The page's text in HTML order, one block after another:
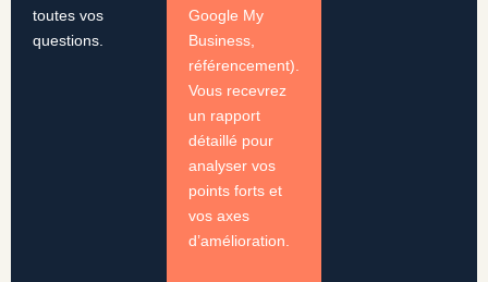
toutes vos
questions.
Google My
Business,
référencement).
Vous recevrez
un rapport
détaillé pour
analyser vos
points forts et
vos axes
d’amélioration.